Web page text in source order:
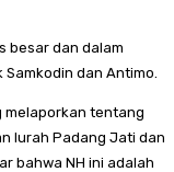
besar dan dalam
dan Antimo.
melaporkan tentang
lurah Padang Jati dan
bahwa NH ini adalah